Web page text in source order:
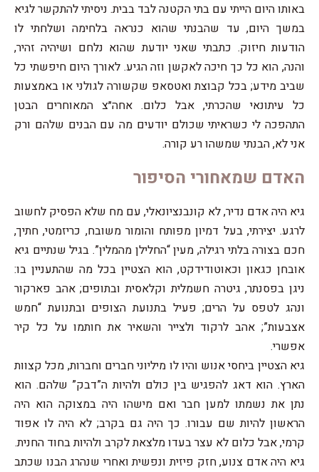
באותו היום הייתי עם בתי הקטנה לבד בבית. ניסיתי להתקשר לגיא
במשך היום, עד שהבנתי שהוא כנראה בלחימה ושלחתי לו
הודעות חיזוק. כתבתי שאני יודעת שהוא נלחם ושיהיה זהיר,
והנה, הוא כל כך חיכה לאקשן וזה הגיע. לאורך היום חיפשתי כל
שביב מידע; בכל קבוצת ואטסאפ שקשורה לגולני או באמצעות
כל עיתונאי שהכרתי, אבל כלום. אחה״צ המאוחרים הבטן
התהפכה לי כשראיתי שכולם יודעים מה עם הבנים שלהם ורק
אני לא, הבנתי שמשהו רע קורה.
האדם שמאחורי הסיפור
גיא היה אדם נדיר, לא קונבנציונאלי, עם מח שלא הפסיק לחשוב
לרגע. יצירתי, בעל דמיון מפותח והומור משובח, כריזמטי, חתיך,
חכם בצורה בלתי רגילה, מעין “החלילן מהמלין”. בגיל שנתיים גיא
אובחן כגאון וכאוטודידקט, הוא הצטיין בכל מה שהתעניין בו:
ניגן בפסנתר, גיטרה חשמלית וקלאסית ובתופים; אהב פארקור
ונהג לטפס על הרים; פעיל בתנועת הצופים ובתנועת “חמש
אצבעות”; אהב לרקוד ולצייר והשאיר את חותמו על כל קיר
אפשרי.
גיא הצטיין ביחסי אנוש והיו לו מיליוני חברים וחברות, מכל קצוות
הארץ. הוא דאג להפגיש בין כולם ולהיות ה”דבק” שלהם. הוא
נתן את נשמתו למען חבר ואם מישהו היה במצוקה הוא היה
הראשון להיות שם עבורו. כך היה גם בקרב; לא היה לו אפוד
קרמי, אבל כלום לא עצר בעדו מלצאת לקרב ולהיות בחוד החנית.
גיא היה אדם צנוע, חזק פיזית ונפשית ואחרי שנהרג הבנו שכתב